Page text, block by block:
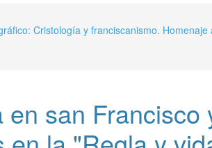
Cristología y franciscanismo.
en san Francisco